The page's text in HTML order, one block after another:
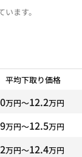
ます。
平均下取り価格
万円〜12.2万円
万円〜12.5万円
万円〜12.4万円